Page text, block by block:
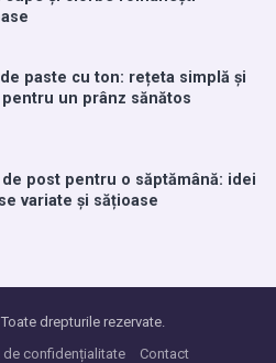
paste cu ton: rețeta simplă și
un prânz sănătos
post pentru o săptămână: idei
variate și sățioase
drepturile rezervate.
de confidențialitate Contact